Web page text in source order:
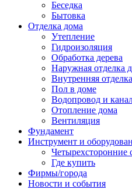
Беседка
Бытовка
Отделка дома
Утепление
Гидроизоляция
Обработка дерева
Наружная отделка
Внутренняя отделка
Пол в доме
Водопровод и
Отопление дома
Вентиляция
Фундамент
Инструмент и
Четырехсторонние
Где купить
Фирмы/города
Новости и события